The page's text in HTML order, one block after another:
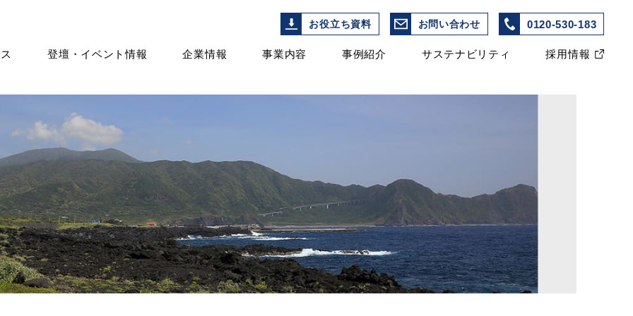
お役立ち資料 お問い合わせ 0120-530-183
登壇・イベント情報 企業情報 事業内容 事例紹介 サステナビリティ 採用情報